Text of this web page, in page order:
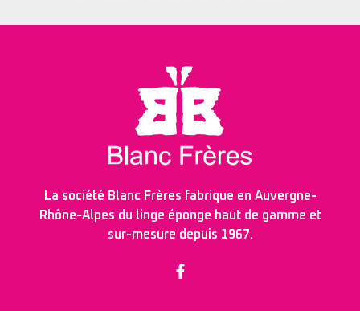
La société Blanc Frères fabrique en Auvergne-
Rhône-Alpes du linge éponge haut de gamme et
sur-mesure depuis 1967.